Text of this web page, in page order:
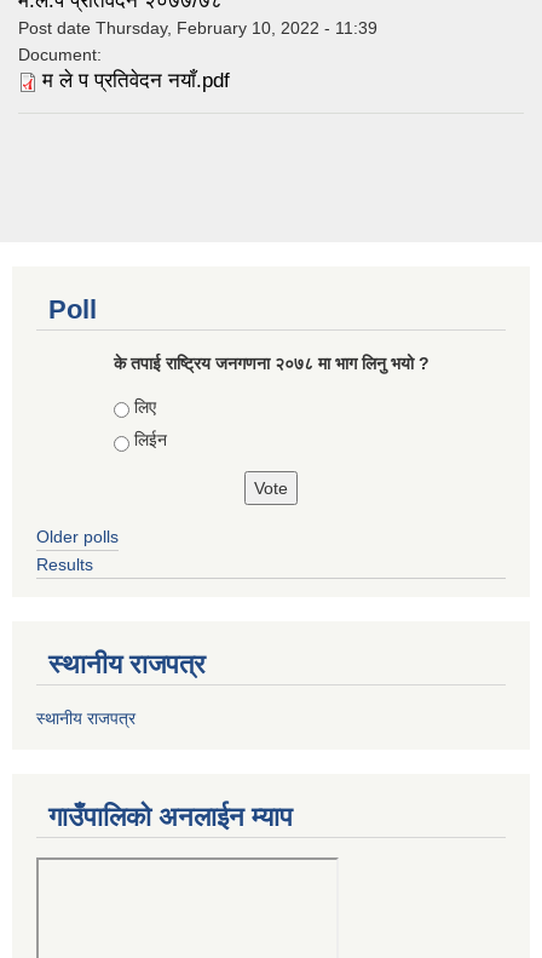
Post date Thursday, February 10, 2022 - 11:39
Document:
म ले प प्रतिवेदन नयाँ.pdf
Poll
के तपाई राष्ट्रिय जनगणना २०७८ मा भाग लिनु भयो ?
Choices
लिए
लिईन
Older polls
Results
स्थानीय राजपत्र
स्थानीय राजपत्र
गाउँपालिको अनलाईन म्याप